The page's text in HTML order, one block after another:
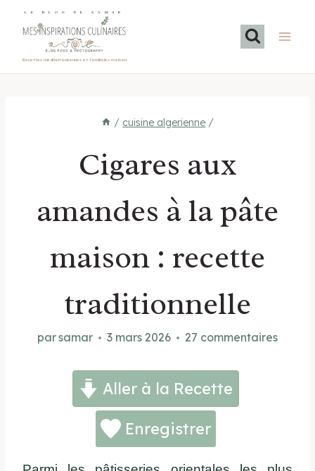
LE BLOG DE SAMAR
Recettes méditerranéennes et familiales maison
/ cuisine algerienne /
Cigares aux
amandes à la pâte
maison : recette
traditionnelle
parsamar 3 mars 2026 27 commentaires
Aller à la Recette
Enregistrer